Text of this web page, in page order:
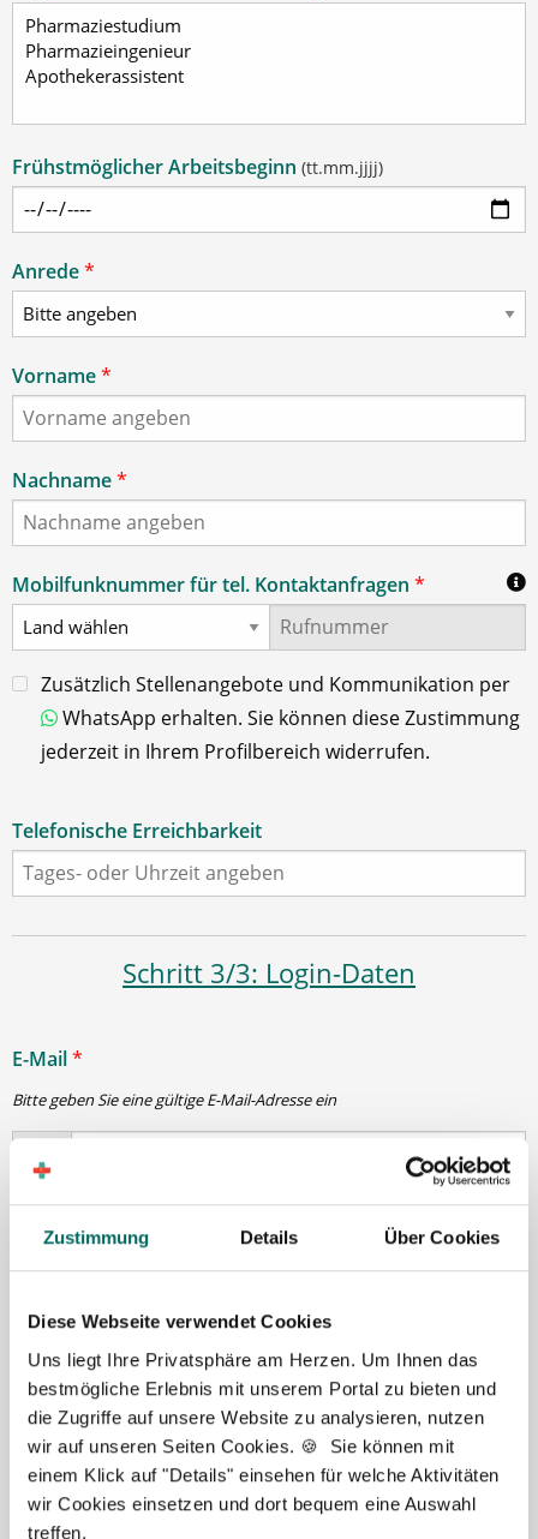
Zustimmung Details Über Cookies
Diese Webseite verwendet Cookies
Uns liegt Ihre Privatsphäre am Herzen. Um Ihnen das
bestmögliche Erlebnis mit unserem Portal zu bieten und
die Zugriffe auf unsere Website zu analysieren, nutzen
wir auf unseren Seiten Cookies. 🍪 Sie können mit
einem Klick auf "Details" einsehen für welche Aktivitäten
wir Cookies einsetzen und dort bequem eine Auswahl
treffen.
Frühstmöglicher Arbeitsbeginn (tt.mm.jjjj)
Anrede*
Vorname*
Nachname*
Mobilfunknummer für tel. Kontaktanfragen *
Zusätzlich Stellenangebote und Kommunikation per
WhatsApp erhalten. Sie können diese Zustimmung
jederzeit in Ihrem Profilbereich widerrufen.
Telefonische Erreichbarkeit
Schritt 3/3: Login-Daten
E-Mail*
Bitte geben Sie eine gültige E-Mail-Adresse ein
Ihre Angaben und Dokumente sind zu jeder Zeit
sicher. Niemand bis auf Sie und Ihre persönlichen
Betreuer haben Zugriff auf Ihre Daten.
Erst nach Ihrer Freigabezu einem konkreten
Stellenangebot leiten wir Ihre Daten an die von Ihnen
gewünschten Apotheken weiter.